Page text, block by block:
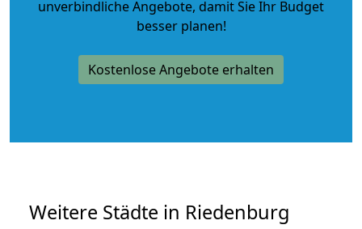
unverbindliche Angebote, damit Sie Ihr Budget
besser planen!
Kostenlose Angebote erhalten
Weitere Städte in Riedenburg